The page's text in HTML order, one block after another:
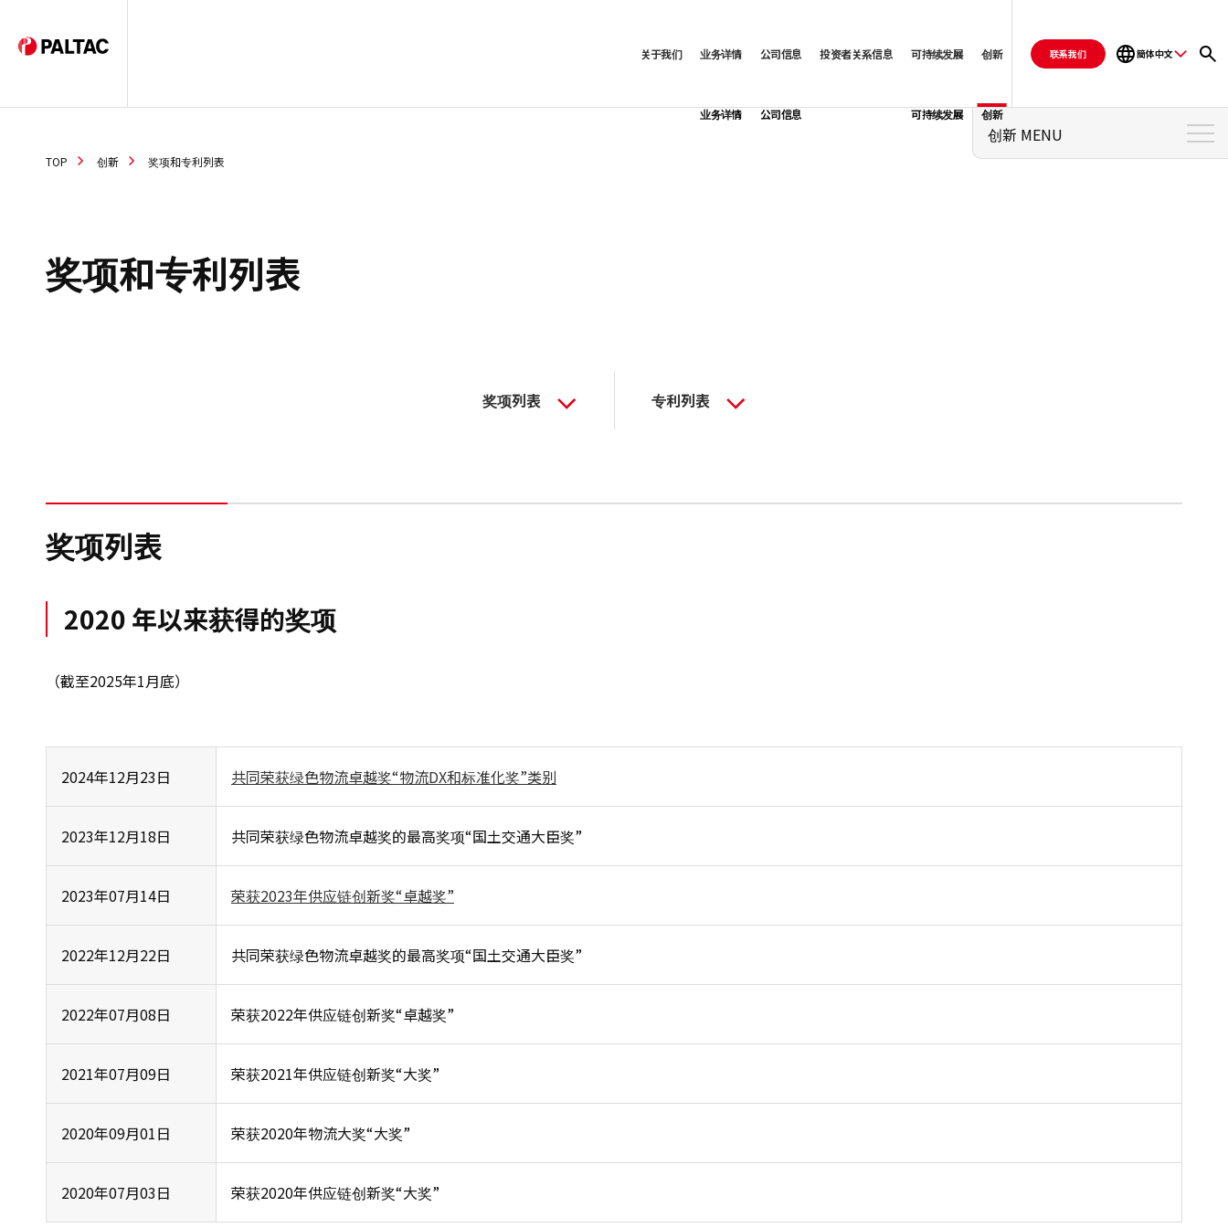
关于我们 业务详情
业务详情
公司信息
公司信息
投资者关系信息 可持续发展
可持续发展
创新
创新
联系我们 簡体中文
创新 MENU
TOP 创新 奖项和专利列表
奖项和专利列表
奖项列表 专利列表
奖项列表
2020 年以来获得的奖项
（截至2025年1月底）
2024年12月23日 共同荣获绿色物流卓越奖“物流DX和标准化奖”类别
2023年12月18日 共同荣获绿色物流卓越奖的最高奖项“国土交通大臣奖”
2023年07月14日 荣获2023年供应链创新奖“卓越奖”
2022年12月22日 共同荣获绿色物流卓越奖的最高奖项“国土交通大臣奖”
2022年07月08日 荣获2022年供应链创新奖“卓越奖”
2021年07月09日 荣获2021年供应链创新奖“大奖”
2020年09月01日 荣获2020年物流大奖“大奖”
2020年07月03日 荣获2020年供应链创新奖“大奖”